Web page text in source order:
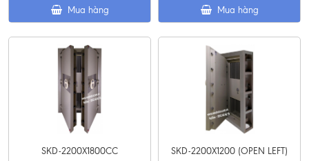
Mua hàng Mua hàng
SKD-2200X1800CC
SKD-2200X1200 (OPEN LEFT)